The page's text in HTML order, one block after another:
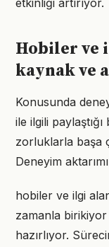
etkinliği artırıyor.
Hobiler ve
kaynak ve
Konusunda
ile ilgili
zorluklarla başa
Deneyim
hobiler ve ilgi
zamanla
hazırlıyor.